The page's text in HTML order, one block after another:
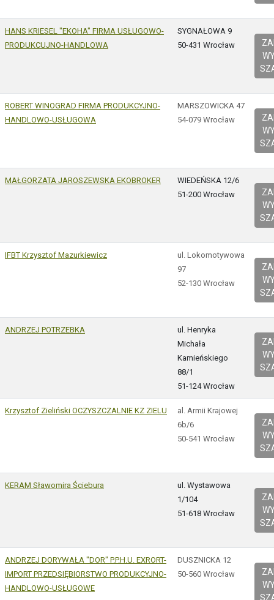
HANS KRIESEL "EKOHA" FIRMA USŁUGOWO-
PRODUKCUJNO-HANDLOWA
SYGNAŁOWA 9
50-431 Wrocław
ROBERT WINOGRAD FIRMA PRODUKCYJNO-
HANDLOWO-USŁUGOWA
MARSZOWICKA 47
54-079 Wrocław
MAŁGORZATA JAROSZEWSKA EKOBROKER
WIEDEŃSKA 12/6
51-200 Wrocław
IFBT Krzysztof Mazurkiewicz
ul. Lokomotywowa
97
52-130 Wrocław
ANDRZEJ POTRZEBKA
ul. Henryka
Michała
Kamieńskiego
88/1
51-124 Wrocław
Krzysztof Zieliński OCZYSZCZALNIE KZ ZIELU
al. Armii Krajowej
6b/6
50-541 Wrocław
KERAM Sławomira Ściebura
ul. Wystawowa
1/104
51-618 Wrocław
ANDRZEJ DORYWAŁA "DOR" P.P.H.U. EXRORT-
IMPORT PRZEDSIĘBIORSTWO PRODUKCYJNO-
HANDLOWO-USŁUGOWE
DUSZNICKA 12
50-560 Wrocław